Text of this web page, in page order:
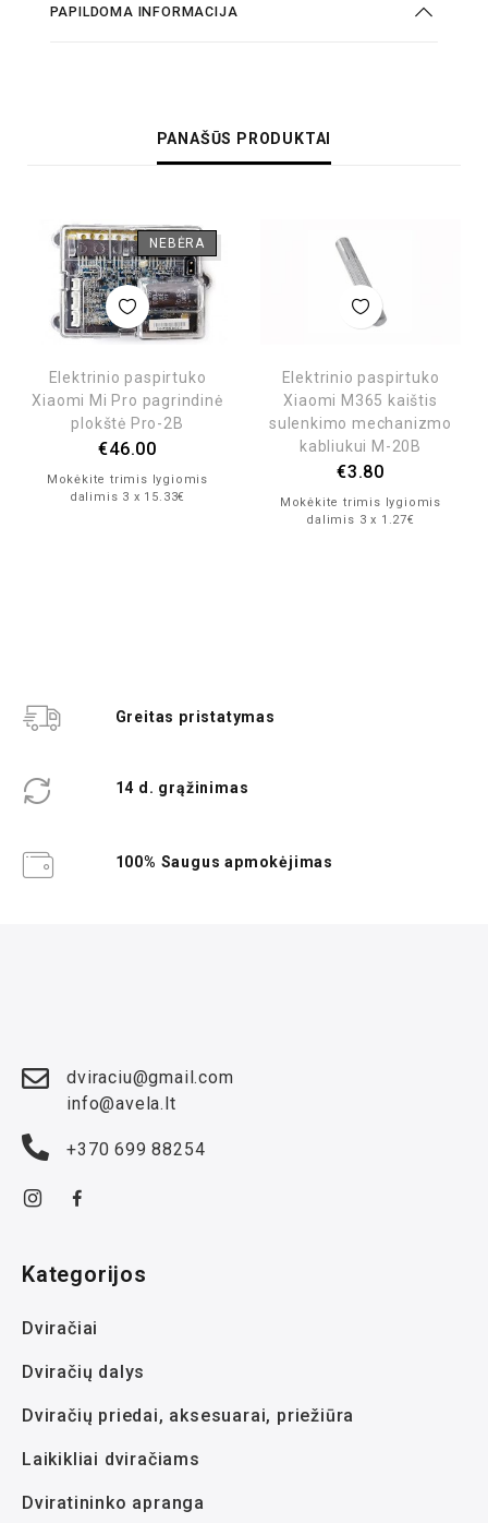
PAPILDOMA INFORMACIJA
PANAŠŪS PRODUKTAI
NEBĖRA
Elektrinio paspirtuko
Xiaomi Mi Pro pagrindinė
plokštė Pro-2B
€46.00
Mokėkite trimis lygiomis
dalimis 3 x 15.33€
Elektrinio paspirtuko
Xiaomi M365 kaištis
sulenkimo mechanizmo
kabliukui M-20B
€3.80
Mokėkite trimis lygiomis
dalimis 3 x 1.27€
Greitas pristatymas
14 d. grąžinimas
100% Saugus apmokėjimas
dviraciu@gmail.com
info@avela.lt
+370 699 88254
Kategorijos
Dviračiai
Dviračių dalys
Dviračių priedai, aksesuarai, priežiūra
Laikikliai dviračiams
Dviratininko apranga